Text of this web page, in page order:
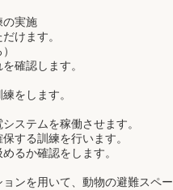
の実施
けます。
確認します。
をします。
ステムを稼働させます。
する訓練を行います。
るか確認をします。
ンを用いて、動物の避難スペー